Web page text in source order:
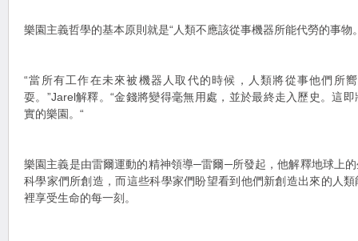
樂園主義哲學的基本原則就是“人類不應該從事機器所能代勞的事物
“當所有工作在未來被機器人取代的時候，人類將從事他們所
耍。”Jarel解釋。“金錢將變得毫無用處，並於最終走入歷史。這
實的樂園。“
樂園主義是由雷爾運動的精神領導─雷爾─所發起，他解釋地球上
科學家們所創造，而這些科學家們盼望看到他們新創造出來的人
裡享受生命的每一刻。